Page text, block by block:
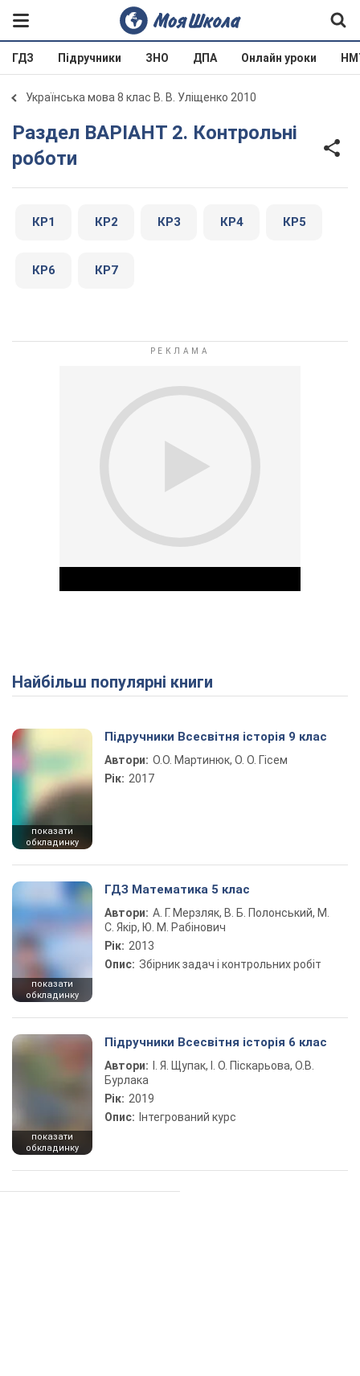
ГДЗ Підручники ЗНО ДПА Онлайн уроки
Українська мова 8 клас В. В. Уліщенко 2010
Раздел ВАРІАНТ 2. Контрольні
роботи
КР1 КР2 КР3 КР4 КР5
КР6 КР7
Play Video
Найбільш популярні книги
показати
обкладинку
Підручники Всесвітня історія 9 клас
Автори: О.О. Мартинюк, О. О. Гісем
Рік: 2017
показати
обкладинку
ГДЗ Математика 5 клас
Автори: А. Г. Мерзляк, В. Б. Полонський, М.
С. Якір, Ю. М. Рабінович
Рік: 2013
Опис: Збірник задач і контрольних робіт
показати
обкладинку
Підручники Всесвітня історія 6 клас
Автори:
І. Я. Щупак, І. О. Піскарьова, О.В.
Бурлака
Рік: 2019
Опис: Інтегрований курс